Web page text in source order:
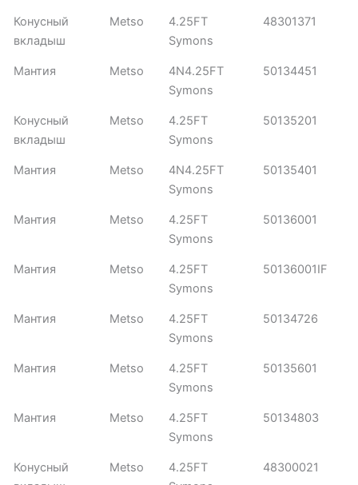
Конусный
вкладыш
Metso
4.25FT
Symons
48301371
Мантия Metso
4N4.25FT
Symons
50134451
Конусный
вкладыш
Metso
4.25FT
Symons
50135201
Мантия Metso
4N4.25FT
Symons
50135401
Мантия Metso
4.25FT
Symons
50136001
Мантия Metso
4.25FT
Symons
50136001IF
Мантия Metso
4.25FT
Symons
50134726
Мантия Metso
4.25FT
Symons
50135601
Мантия Metso
4.25FT
Symons
50134803
Конусный
Metso
4.25FT
48300021